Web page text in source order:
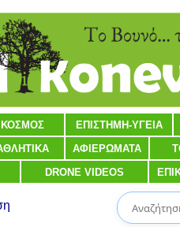
ΚΟΣΜΟΣ ΕΠΙΣΤΗΜΗ-ΥΓΕΙΑ
ΑΦΙΕΡΩΜΑΤΑ
DRONE VIDEOS